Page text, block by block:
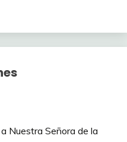
Nuestra Señora de la